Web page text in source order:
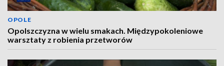
OPOLE
Opolszczyzna w wielu smakach. Międzypokoleniowe
warsztaty z robienia przetworów